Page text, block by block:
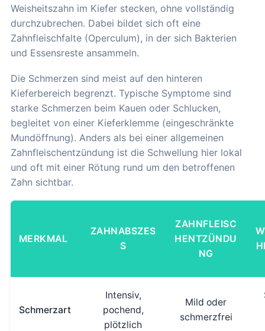
Weisheitszahn im Kiefer stecken, ohne vollständig
durchzubrechen. Dabei bildet sich oft eine
Zahnfleischfalte (Operculum), in der sich Bakterien
und Essensreste ansammeln.
Die Schmerzen sind meist auf den hinteren
Kieferbereich begrenzt. Typische Symptome sind
starke Schmerzen beim Kauen oder Schlucken,
begleitet von einer Kieferklemme (eingeschränkte
Mundöffnung). Anders als bei einer allgemeinen
Zahnfleischentzündung ist die Schwellung hier lokal
und oft mit einer Rötung rund um den betroffenen
Zahn sichtbar.
MERKMAL
ZAHNABSZES
S
ZAHNFLEISC
HENTZÜNDU
NG
Schmerzart
Intensiv,
pochend,
plötzlich
Mild oder
schmerzfrei